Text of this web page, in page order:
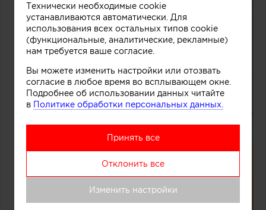
Технически необходимые cookie
устанавливаются автоматически. Для
использования всех остальных типов cookie
(функциональные, аналитические, рекламные)
нам требуется ваше согласие.
Вы можете изменить настройки или отозвать
согласие в любое время во всплывающем окне.
Подробнее об использовании данных читайте
в Политике обработки персональных данных.
Принять все
Отклонить все
Изменить настройки